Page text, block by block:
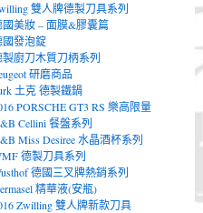
雙人牌德製刀具系列
國美妝 – 面膜&膠囊篇
國發泡錠
製廚刀木質刀柄系列
研磨商品
土克 德製鐵鍋
PORSCHE GT3 RS 樂高限量
Cellini 餐盤系列
Miss Desiree 水晶酒杯系列
德製刀具系列
德國三叉牌熱銷系列
精華液(安瓶)
Zwilling 雙人牌新款刀具